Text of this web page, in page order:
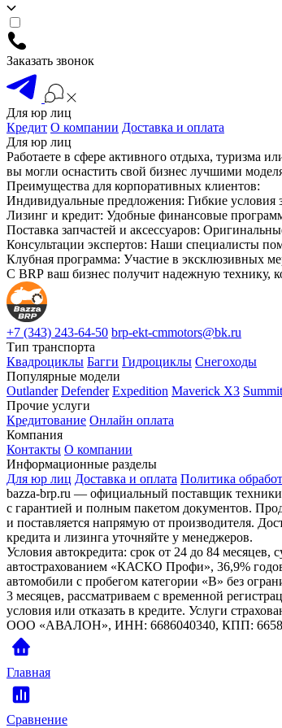
Заказать звонок
Для юр лиц
Кредит О компании Доставка и оплата
Для юр лиц
Работаете в сфере активного отдыха, туризма
вы могли оснастить свой бизнес лучшими
Преимущества для корпоративных клиентов:
Индивидуальные предложения: Гибкие условия
Лизинг и кредит: Удобные финансовые
Поставка запчастей и аксессуаров:
Консультации экспертов: Наши специалисты
Клубная программа: Участие в эксклюзивных
С BRP ваш бизнес получит надежную технику,
+7 (343) 243-64-50 brp-ekt-cmmotors@bk.ru
Тип транспорта
Квадроциклы Багги Гидроциклы Снегоходы
Популярные модели
Outlander Defender Expedition Maverick X3 Summit
Прочие услуги
Кредитование Онлайн оплата
Компания
Контакты О компании
Информационные разделы
Для юр лиц Доставка и оплата Политика
bazza-brp.ru — официальный поставщик
с гарантией и полным пакетом документов.
и поставляется напрямую от производителя.
кредита и лизинга уточняйте у менеджеров.
Условия автокредита: срок от 24 до 84
автострахованием «КАСКО Профи», 36,9%
автомобили с пробегом категории «B» без
3 месяцев, рассматриваем с временной
условия или отказать в кредите. Услуги
ООО «АВАЛОН», ИНН: 6686040340, КПП:
Главная
Сравнение